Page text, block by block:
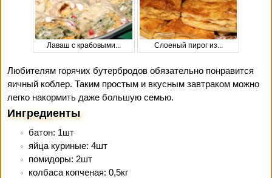
Лаваш с крабовыми... Слоеный пирог из...
Любителям горячих бутербродов обязательно понравится
яичный коблер. Таким простым и вкусным завтраком можно
легко накормить даже большую семью.
Ингредиенты
батон: 1шт
яйца куриные: 4шт
помидоры: 2шт
колбаса копченая: 0,5кг